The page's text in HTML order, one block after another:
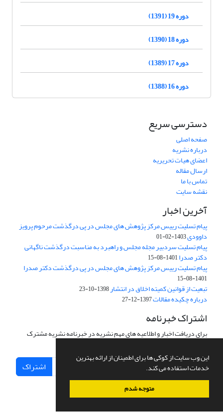
این وب سایت از کوکی ها برای اطمینان از ارائه بهترین
خدمات استفاده می کند.
متوجه شدم
دوره 19 (1391)
دوره 18 (1390)
دوره 17 (1389)
دوره 16 (1388)
دسترسی سریع
صفحه اصلی
درباره نشریه
اعضای هیات تحریریه
ارسال مقاله
تماس با ما
نقشه سایت
آخرین اخبار
پیام تسلیت رییس مرکز پژوهش های مجلس در پی درگذشت مرحوم پرویز
داوودی1403-02-01
پیام تسلیت سردبیر مجله مجلس و راهبرد به مناسبت درگذشت ناگهانی
دکتر صدرا1401-08-15
پیام تسلیت رییس مرکز پژوهش های مجلس در پی درگذشت دکتر صدرا
1401-08-15
تبعیت از قوانین کمیته اخلاق در انتشار1398-10-23
درباره چکیده مقالات1397-12-27
اشتراک خبرنامه
برای دریافت اخبار و اطلاعیه های مهم نشریه در خبرنامه نشریه مشترک
اشتراک